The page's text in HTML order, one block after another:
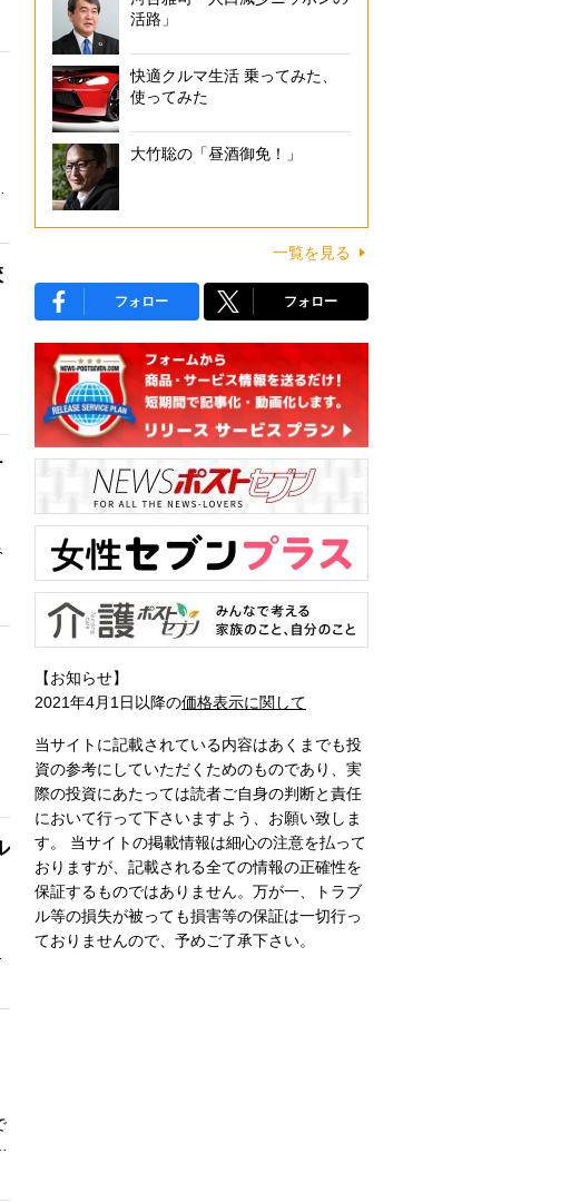
活路」
快適クルマ生活 乗ってみた、
使ってみた
大竹聡の「昼酒御免！」
一覧を見る
フォロー フォロー
【お知らせ】
2021年4月1日以降の価格表示に関して
当サイトに記載されている内容はあくまでも投
資の参考にしていただくためのものであり、実
際の投資にあたっては読者ご自身の判断と責任
において行って下さいますよう、お願い致しま
す。 当サイトの掲載情報は細心の注意を払って
おりますが、記載される全ての情報の正確性を
保証するものではありません。万が一、トラブ
ル等の損失が被っても損害等の保証は一切行っ
ておりませんので、予めご了承下さい。